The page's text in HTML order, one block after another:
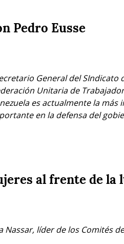
Pedro Eusse
General del
Unitaria de
es actualmente la
en la defensa del
al frente de la
Nassar, líder de los Comités